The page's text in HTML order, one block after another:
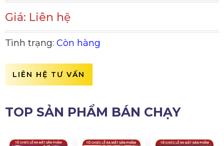
Giá: Liên hệ
Tình trạng: Còn hàng
LIÊN HỆ TƯ VẤN
TOP SẢN PHẨM BÁN CHẠY